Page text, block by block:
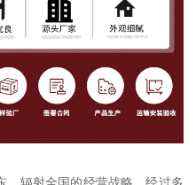
，辐射全国的经营战略，经过多